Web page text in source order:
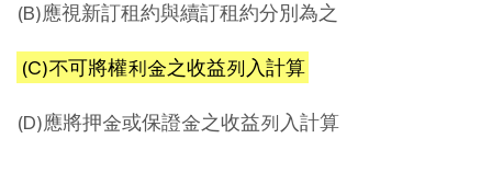
(B)應視新訂租約與續訂租約分別為之
(C)不可將權利金之收益列入計算
(D)應將押金或保證金之收益列入計算